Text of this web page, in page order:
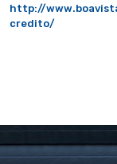
http://
credito/